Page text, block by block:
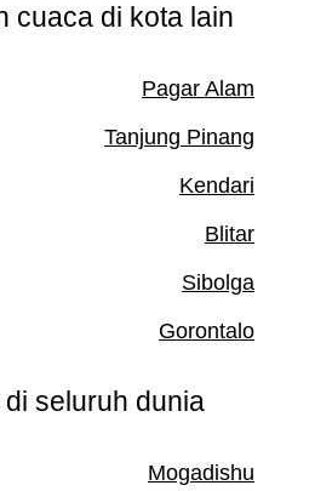
cuaca di kota lain
Pagar Alam
Tanjung Pinang
Kendari
Blitar
Sibolga
Gorontalo
seluruh dunia
Mogadishu